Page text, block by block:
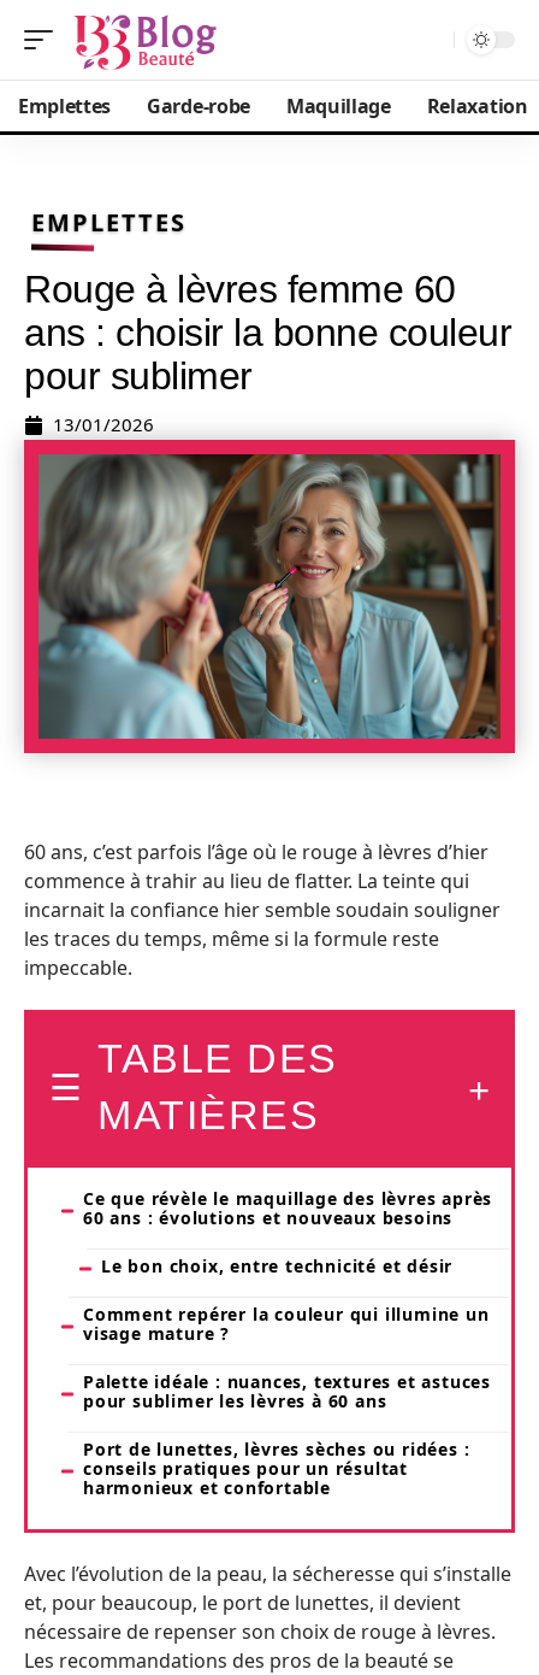
Emplettes Garde-robe Maquillage Relaxation
EMPLETTES
Rouge à lèvres femme 60
ans : choisir la bonne couleur
pour sublimer
13/01/2026
60 ans, c’est parfois l’âge où le rouge à lèvres d’hier
commence à trahir au lieu de flatter. La teinte qui
incarnait la confiance hier semble soudain souligner
les traces du temps, même si la formule reste
impeccable.
TABLE DES
MATIÈRES
Ce que révèle le maquillage des lèvres après
60 ans : évolutions et nouveaux besoins
Le bon choix, entre technicité et désir
Comment repérer la couleur qui illumine un
visage mature ?
Palette idéale : nuances, textures et astuces
pour sublimer les lèvres à 60 ans
Port de lunettes, lèvres sèches ou ridées :
conseils pratiques pour un résultat
harmonieux et confortable
Avec l’évolution de la peau, la sécheresse qui s’installe
et, pour beaucoup, le port de lunettes, il devient
nécessaire de repenser son choix de rouge à lèvres.
Les recommandations des pros de la beauté se